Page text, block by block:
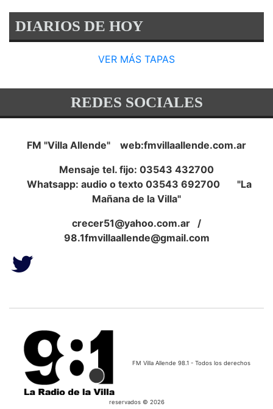
DIARIOS DE HOY
VER MÁS TAPAS
REDES SOCIALES
FM "Villa Allende" web:fmvillaallende.com.ar
Mensaje tel. fijo: 03543 432700
Whatsapp: audio o texto 03543 692700 "La
Mañana de la Villa"
crecer51@yahoo.com.ar /
98.1fmvillaallende@gmail.com
FM Villa Allende 98.1 - Todos los derechos
reservados © 2026